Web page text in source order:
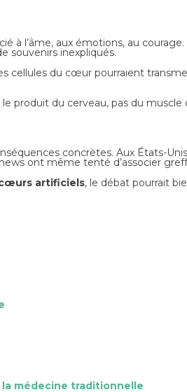
à l’âme, aux émotions, au
souvenirs inexpliqués.
cellules du cœur pourraient
produit du cerveau, pas du
concrètes. Aux États-
ont même tenté d’associer
artificiels, le débat pourrait
médecine traditionnelle